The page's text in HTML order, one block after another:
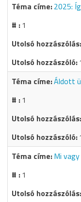
2025:
1
Áldott
1
Mi
1